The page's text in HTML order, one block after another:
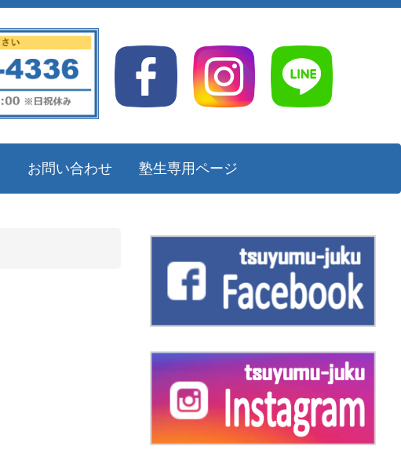
お問い合わせ 塾生専用ページ